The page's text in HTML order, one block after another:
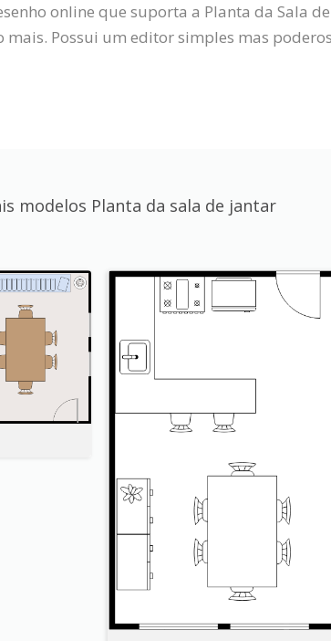
online que suporta a Planta da Sala
Possui um editor simples mas
modelos Planta da sala de jantar